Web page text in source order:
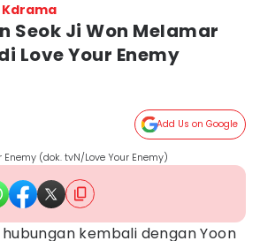
Kdrama
Seok Ji Won Melamar
Love Your Enemy
Add Us on Google
(dok. tvN/Love Your Enemy)
kembali dengan Yoon